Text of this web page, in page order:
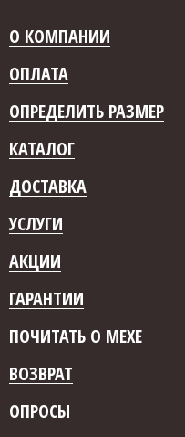
О КОМПАНИИ
ОПЛАТА
ОПРЕДЕЛИТЬ РАЗМЕР
КАТАЛОГ
ДОСТАВКА
УСЛУГИ
АКЦИИ
ГАРАНТИИ
ПОЧИТАТЬ О МЕХЕ
ВОЗВРАТ
ОПРОСЫ